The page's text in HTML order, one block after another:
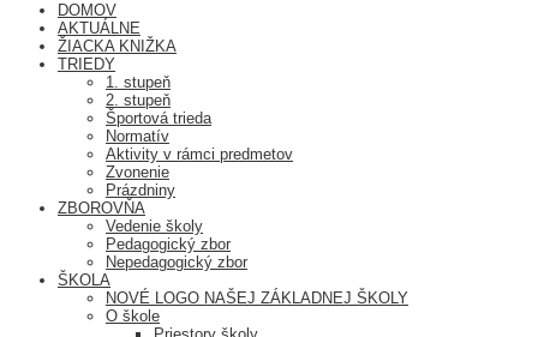
DOMOV
AKTUÁLNE
ŽIACKA KNIŽKA
TRIEDY
1. stupeň
2. stupeň
Športová trieda
Normatív
Aktivity v rámci predmetov
Zvonenie
Prázdniny
ZBOROVŇA
Vedenie školy
Pedagogický zbor
Nepedagogický zbor
ŠKOLA
NOVÉ LOGO NAŠEJ ZÁKLADNEJ ŠKOLY
O škole